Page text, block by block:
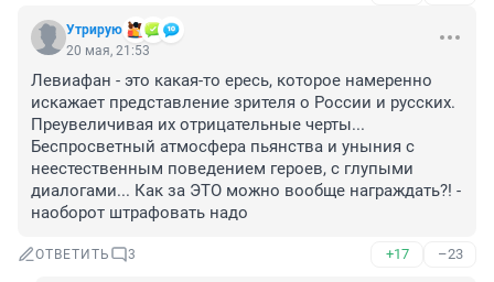
Утрирую
20 мая, 21:53
Левиафан - это какая-то ересь, которое намеренно
искажает представление зрителя о России и русских.
Преувеличивая их отрицательные черты...
Беспросветный атмосфера пьянства и уныния с
неестественным поведением героев, с глупыми
диалогами... Как за ЭТО можно вообще награждать?! -
наоборот штрафовать надо
ОТВЕТИТЬ 3 +17 –23